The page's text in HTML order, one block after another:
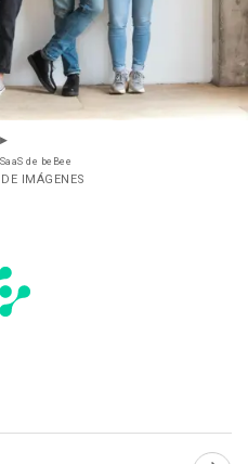
de beBee
IMÁGENES